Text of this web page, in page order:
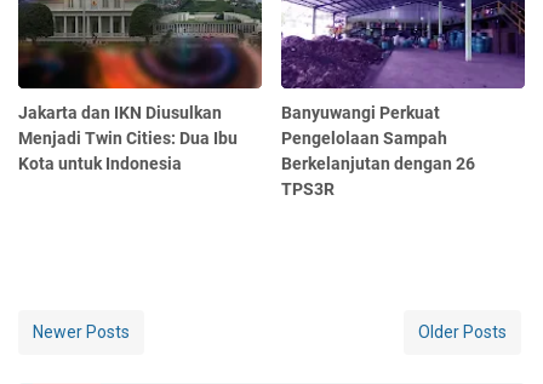
Jakarta dan IKN Diusulkan
Menjadi Twin Cities: Dua Ibu
Kota untuk Indonesia
Banyuwangi Perkuat
Pengelolaan Sampah
Berkelanjutan dengan 26
TPS3R
Newer Posts Older Posts